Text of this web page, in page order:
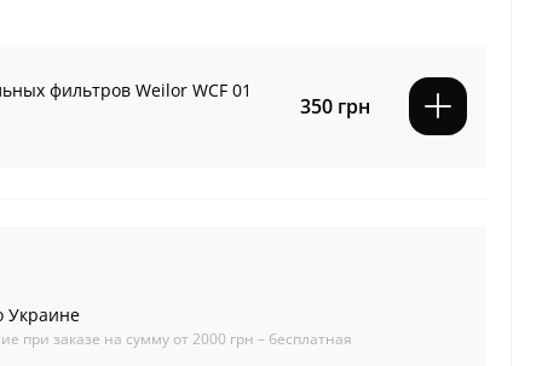
фильтров Weilor WCF 01
350 грн
Украине
при заказе на сумму от 2000 грн – бесплатная